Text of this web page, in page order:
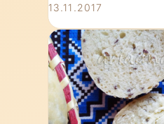
13.11.2017